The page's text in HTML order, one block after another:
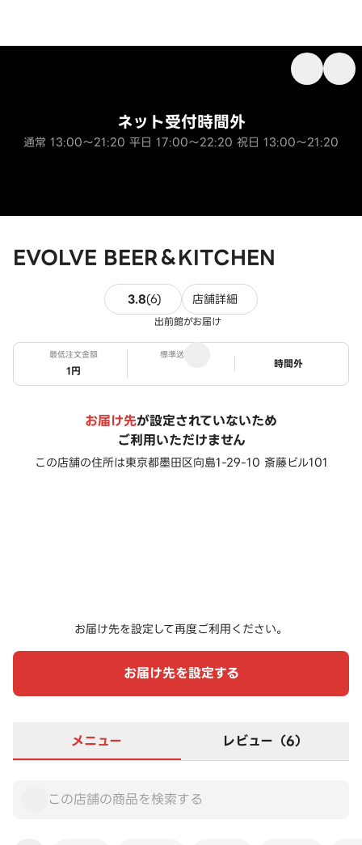
EVOLVE BEER＆KITCHEN
ネット受付時間外
通常 13:00～21:20 平日 17:00～22:20 祝日 13:00～21:20
3.8(6) 6件のレビュー
店舗詳細
出前館がお届け
最低注文金額
1円
標準送料
ステータス
時間外
お届け先が設定されていないため
ご利用いただけません
この店舗の住所は東京都墨田区向島1-29-10 斎藤ビル101
お届け先を設定して再度ご利用ください。
お届け先を設定する
メニュー レビュー（6）